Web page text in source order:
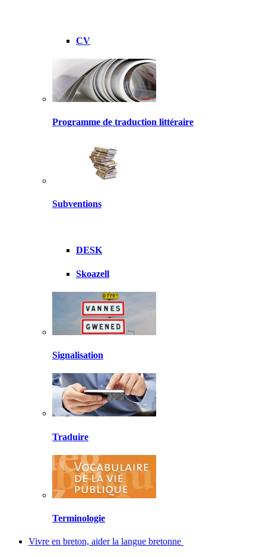
CV
Programme de traduction littéraire
Subventions
DESK
Skoazell
Signalisation
Traduire
Terminologie
Vivre en breton, aider la langue bretonne